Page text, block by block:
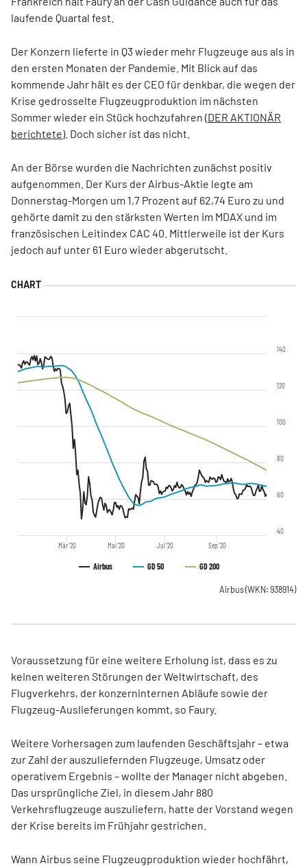
laufende Quartal fest.
Der Konzern lieferte in Q3 wieder mehr Flugzeuge aus als in
den ersten Monaten der Pandemie. Mit Blick auf das
kommende Jahr hält es der CEO für denkbar, die wegen der
Krise gedrosselte Flugzeugproduktion im nächsten
Sommer wieder ein Stück hochzufahren (DER AKTIONÄR
berichtete). Doch sicher ist das nicht.
An der Börse wurden die Nachrichten zunächst positiv
aufgenommen. Der Kurs der Airbus-Aktie legte am
Donnerstag-Morgen um 1,7 Prozent auf 62,74 Euro zu und
gehörte damit zu den stärksten Werten im MDAX und im
französischen Leitindex CAC 40. Mittlerweile ist der Kurs
jedoch auf unter 61 Euro wieder abgerutscht.
Airbus GD 50 GD 200
Mär '20 Mai '20 Jul '20 Sep '20
40
60
80
100
120
140
Airbus(WKN: 938914)
Voraussetzung für eine weitere Erholung ist, dass es zu
keinen weiteren Störungen der Weltwirtschaft, des
Flugverkehrs, der konzerninternen Abläufe sowie der
Flugzeug-Auslieferungen kommt, so Faury.
Weitere Vorhersagen zum laufenden Geschäftsjahr – etwa
zur Zahl der auszuliefernden Flugzeuge, Umsatz oder
operativem Ergebnis – wollte der Manager nicht abgeben.
Das ursprüngliche Ziel, in diesem Jahr 880
Verkehrsflugzeuge auszuliefern, hatte der Vorstand wegen
der Krise bereits im Frühjahr gestrichen.
Wann Airbus seine Flugzeugproduktion wieder hochfährt,